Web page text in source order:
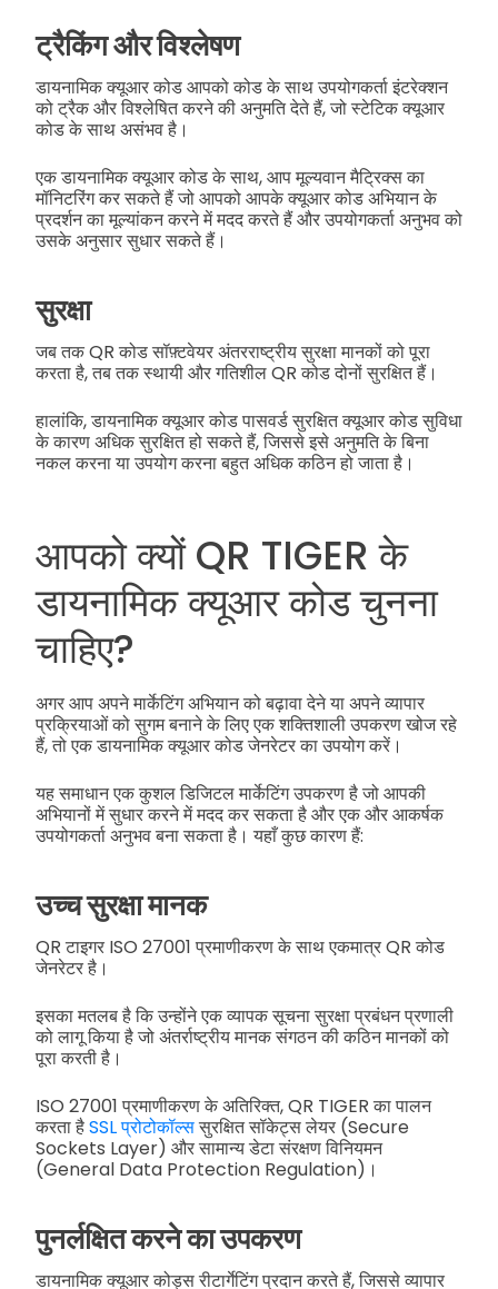
ट्रैकिंग और विश्लेषण
डायनामिक क्यूआर कोड आपको कोड के साथ उपयोगकर्ता इंटरेक्शन
को ट्रैक और विश्लेषित करने की अनुमति देते हैं, जो स्टेटिक क्यूआर
कोड के साथ असंभव है।
एक डायनामिक क्यूआर कोड के साथ, आप मूल्यवान मैट्रिक्स का
मॉनिटरिंग कर सकते हैं जो आपको आपके क्यूआर कोड अभियान के
प्रदर्शन का मूल्यांकन करने में मदद करते हैं और उपयोगकर्ता अनुभव को
उसके अनुसार सुधार सकते हैं।
सुरक्षा
जब तक QR कोड सॉफ़्टवेयर अंतरराष्ट्रीय सुरक्षा मानकों को पूरा
करता है, तब तक स्थायी और गतिशील QR कोड दोनों सुरक्षित हैं।
हालांकि, डायनामिक क्यूआर कोड पासवर्ड सुरक्षित क्यूआर कोड सुविधा
के कारण अधिक सुरक्षित हो सकते हैं, जिससे इसे अनुमति के बिना
नकल करना या उपयोग करना बहुत अधिक कठिन हो जाता है।
आपको क्यों QR TIGER के
डायनामिक क्यूआर कोड चुनना
चाहिए?
अगर आप अपने मार्केटिंग अभियान को बढ़ावा देने या अपने व्यापार
प्रक्रियाओं को सुगम बनाने के लिए एक शक्तिशाली उपकरण खोज रहे
हैं, तो एक डायनामिक क्यूआर कोड जेनरेटर का उपयोग करें।
यह समाधान एक कुशल डिजिटल मार्केटिंग उपकरण है जो आपकी
अभियानों में सुधार करने में मदद कर सकता है और एक और आकर्षक
उपयोगकर्ता अनुभव बना सकता है। यहाँ कुछ कारण हैं:
उच्च सुरक्षा मानक
QR टाइगर ISO 27001 प्रमाणीकरण के साथ एकमात्र QR कोड
जेनरेटर है।
इसका मतलब है कि उन्होंने एक व्यापक सूचना सुरक्षा प्रबंधन प्रणाली
को लागू किया है जो अंतर्राष्ट्रीय मानक संगठन की कठिन मानकों को
पूरा करती है।
ISO 27001 प्रमाणीकरण के अतिरिक्त, QR TIGER का पालन
करता हैSSL प्रोटोकॉल्ससुरक्षित सॉकेट्स लेयर (Secure
Sockets Layer) और सामान्य डेटा संरक्षण विनियमन
(General Data Protection Regulation)।
पुनर्लक्षित करने का उपकरण
डायनामिक क्यूआर कोड्स रीटार्गेटिंग प्रदान करते हैं, जिससे व्यापार